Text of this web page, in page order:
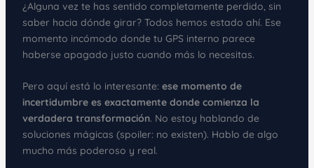
¿Alguna vez te has sentido completamente perdido, sin
saber hacia dónde girar? Todos hemos estado ahí. Ese
momento incómodo donde tu GPS interno parece
haberse apagado justo cuando más lo necesitas.
Pero aquí está lo interesante: ese momento de
incertidumbre es exactamente donde comienza la
verdadera transformación. No estoy hablando de
soluciones mágicas (spoiler: no existen). Hablo de algo
mucho más poderoso y real.